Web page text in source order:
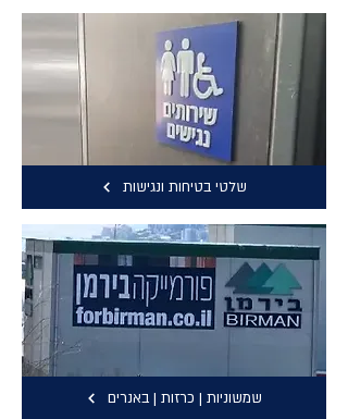
שלטי בטיחות ונגישות
שמשוניות | כרזות | באנרים